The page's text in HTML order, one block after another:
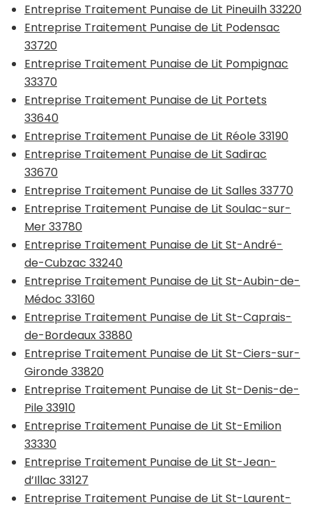
Entreprise Traitement Punaise de Lit Pineuilh 33220
Entreprise Traitement Punaise de Lit Podensac
33720
Entreprise Traitement Punaise de Lit Pompignac
33370
Entreprise Traitement Punaise de Lit Portets
33640
Entreprise Traitement Punaise de Lit Réole 33190
Entreprise Traitement Punaise de Lit Sadirac
33670
Entreprise Traitement Punaise de Lit Salles 33770
Entreprise Traitement Punaise de Lit Soulac-sur-
Mer 33780
Entreprise Traitement Punaise de Lit St-André-
de-Cubzac 33240
Entreprise Traitement Punaise de Lit St-Aubin-de-
Médoc 33160
Entreprise Traitement Punaise de Lit St-Caprais-
de-Bordeaux 33880
Entreprise Traitement Punaise de Lit St-Ciers-sur-
Gironde 33820
Entreprise Traitement Punaise de Lit St-Denis-de-
Pile 33910
Entreprise Traitement Punaise de Lit St-Emilion
33330
Entreprise Traitement Punaise de Lit St-Jean-
d’Illac 33127
Entreprise Traitement Punaise de Lit St-Laurent-